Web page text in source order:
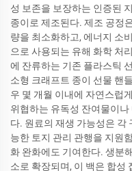
성 보존을 보장하는 인증된
종이로 제조된다. 제조 공정
량을 최소화하고, 에너지 소
으로 사용되는 유해 화학 처
에 잔류하는 기존 플라스틱
소형 크래프트 종이 선물 핸
우 몇 개월 이내에 자연스럽
위협하는 유독성 잔여물이
다. 원료의 재생 가능성은 각
능한 토지 관리 관행을 지원
화 완화에도 기여한다. 생분
소로 확장되며, 이 백은 합성